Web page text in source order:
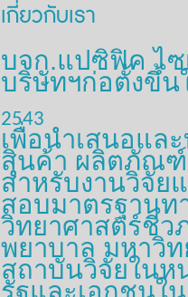
เกี่ยวกับเรา
บจก.แปซิฟิค ไซ
บริษัทฯก่อตั้งขึ้น
2543
เพื่อนำเสนอแล
สินค้า ผลิตภัณฑ์
สำหรับงานวิจัย
สอบมาตรฐานท
วิทยาศาสตร์ชีว
พยาบาล มหาวิท
สถาบันวิจัยในห